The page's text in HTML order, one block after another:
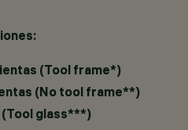
(Tool frame*)
(No tool frame**)
glass***)